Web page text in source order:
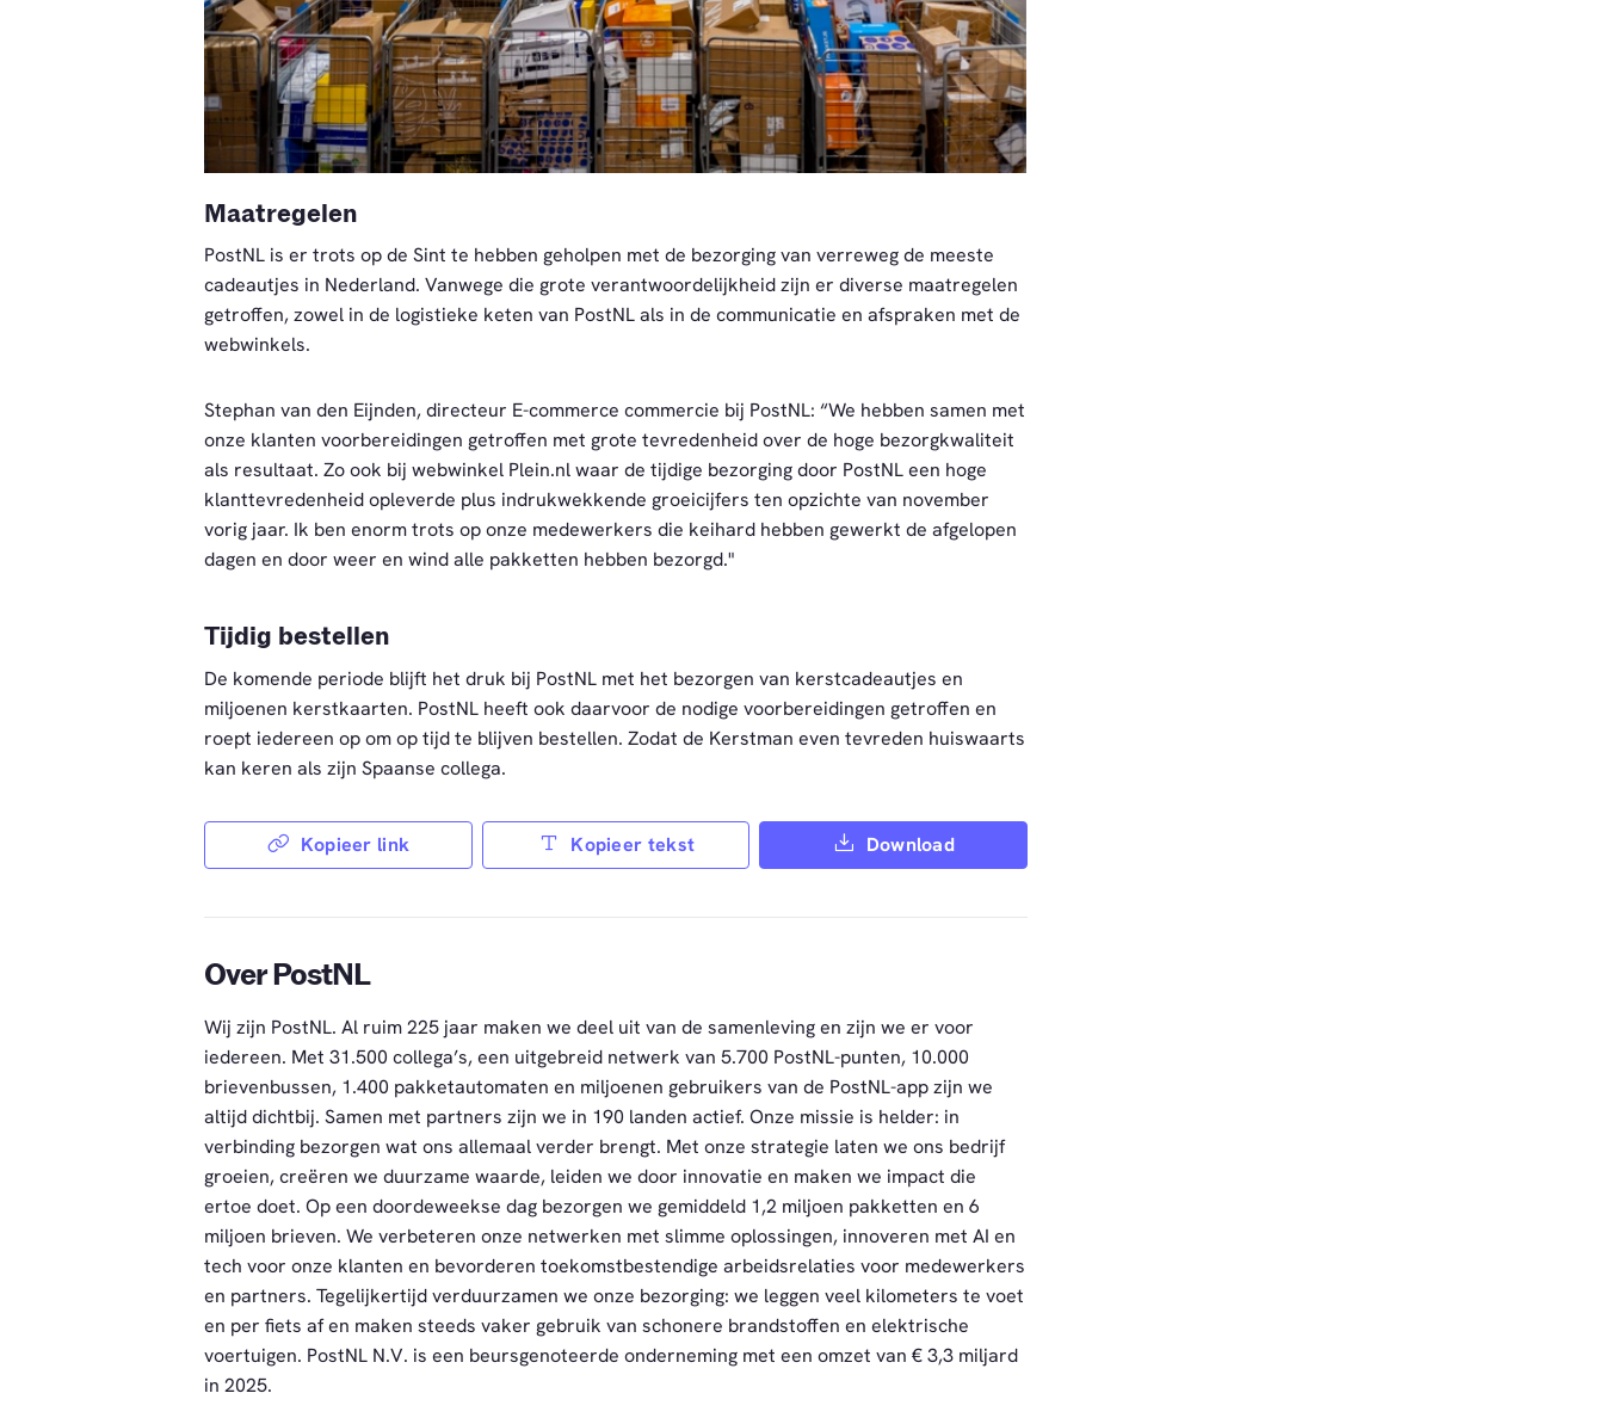
PNG
Maatregelen
PostNL is er trots op de Sint te hebben geholpen met de bezorging van verreweg de meeste
cadeautjes in Nederland. Vanwege die grote verantwoordelijkheid zijn er diverse maatregelen
getroffen, zowel in de logistieke keten van PostNL als in de communicatie en afspraken met de
webwinkels.
Stephan van den Eijnden, directeur E-commerce commercie bij PostNL: “We hebben samen met
onze klanten voorbereidingen getroffen met grote tevredenheid over de hoge bezorgkwaliteit
als resultaat. Zo ook bij webwinkel Plein.nl waar de tijdige bezorging door PostNL een hoge
klanttevredenheid opleverde plus indrukwekkende groeicijfers ten opzichte van november
vorig jaar. Ik ben enorm trots op onze medewerkers die keihard hebben gewerkt de afgelopen
dagen en door weer en wind alle pakketten hebben bezorgd."
Tijdig bestellen
De komende periode blijft het druk bij PostNL met het bezorgen van kerstcadeautjes en
miljoenen kerstkaarten. PostNL heeft ook daarvoor de nodige voorbereidingen getroffen en
roept iedereen op om op tijd te blijven bestellen. Zodat de Kerstman even tevreden huiswaarts
kan keren als zijn Spaanse collega.
Kopieer link Kopieer tekst Download
Over PostNL
Wij zijn PostNL. Al ruim 225 jaar maken we deel uit van de samenleving en zijn we er voor
iedereen. Met 31.500 collega’s, een uitgebreid netwerk van 5.700 PostNL-punten, 10.000
brievenbussen, 1.400 pakketautomaten en miljoenen gebruikers van de PostNL-app zijn we
altijd dichtbij. Samen met partners zijn we in 190 landen actief. Onze missie is helder: in
verbinding bezorgen wat ons allemaal verder brengt. Met onze strategie laten we ons bedrijf
groeien, creëren we duurzame waarde, leiden we door innovatie en maken we impact die
ertoe doet. Op een doordeweekse dag bezorgen we gemiddeld 1,2 miljoen pakketten en 6
miljoen brieven. We verbeteren onze netwerken met slimme oplossingen, innoveren met AI en
tech voor onze klanten en bevorderen toekomstbestendige arbeidsrelaties voor medewerkers
en partners. Tegelijkertijd verduurzamen we onze bezorging: we leggen veel kilometers te voet
en per fiets af en maken steeds vaker gebruik van schonere brandstoffen en elektrische
voertuigen. PostNL N.V. is een beursgenoteerde onderneming met een omzet van € 3,3 miljard
in 2025.